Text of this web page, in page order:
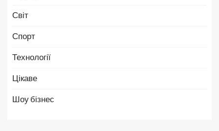
Світ
Спорт
Технології
Цікаве
Шоу бізнес